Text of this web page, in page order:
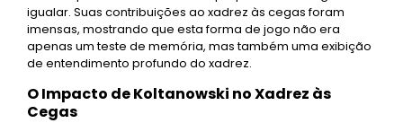
igualar. Suas contribuições ao xadrez às cegas foram
imensas, mostrando que esta forma de jogo não era
apenas um teste de memória, mas também uma exibição
de entendimento profundo do xadrez.
O Impacto de Koltanowski no Xadrez às
Cegas